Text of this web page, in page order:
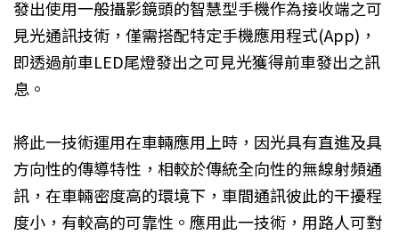
發出使用一般攝影鏡頭的智慧型手機作為接收端之可
見光通訊技術，僅需搭配特定手機應用程式(App)，
即透過前車LED尾燈發出之可見光獲得前車發出之訊
息。
將此一技術運用在車輛應用上時，因光具有直進及具
方向性的傳導特性，相較於傳統全向性的無線射頻通
訊，在車輛密度高的環境下，車間通訊彼此的干擾程
度小，有較高的可靠性。應用此一技術，用路人可對